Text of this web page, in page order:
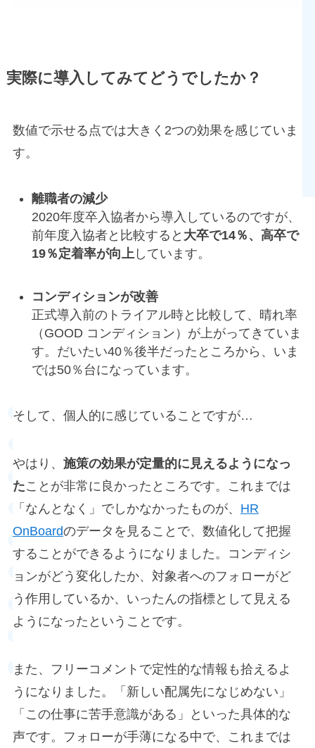
実際に導入してみてどうでしたか？
数値で示せる点では大きく2つの効果を感じていま
す。
離職者の減少
2020年度卒入協者から導入しているのですが、
前年度入協者と比較すると 大卒で14％、高卒で
19％定着率が向上 しています。
コンディションが改善
正式導入前のトライアル時と比較して、晴れ率
（GOOD コンディション）が上がってきていま
す。だいたい40％後半だったところから、いま
では50％台になっています。
そして、個人的に感じていることですが…
やはり、 施策の効果が定量的に見えるようになっ
たことが非常に良かったところです。これまでは
「なんとなく」でしかなかったものが、 HR
OnBoardのデータを見ることで、数値化して把握
することができるようになりました。コンディシ
ョンがどう変化したか、対象者へのフォローがど
う作用しているか、いったんの指標として見える
ようになったということです。
また、フリーコメントで定性的な情報も拾えるよ
うになりました。「新しい配属先になじめない」
「この仕事に苦手意識がある」といった具体的な
声です。フォローが手薄になる中で、これまでは